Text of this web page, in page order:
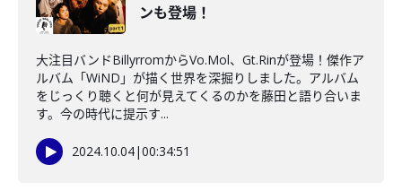
ンも登場！
大注目バンドBillyrromからVo.Mol、Gt.Rinが登場！傑作ア
ルバム「WiND」が描く世界を深掘りしました。アルバム
をじっくり聴くと何が見えてくるのかを藤田と語り合いま
す。今の時代に提示す...
2024.10.04|00:34:51